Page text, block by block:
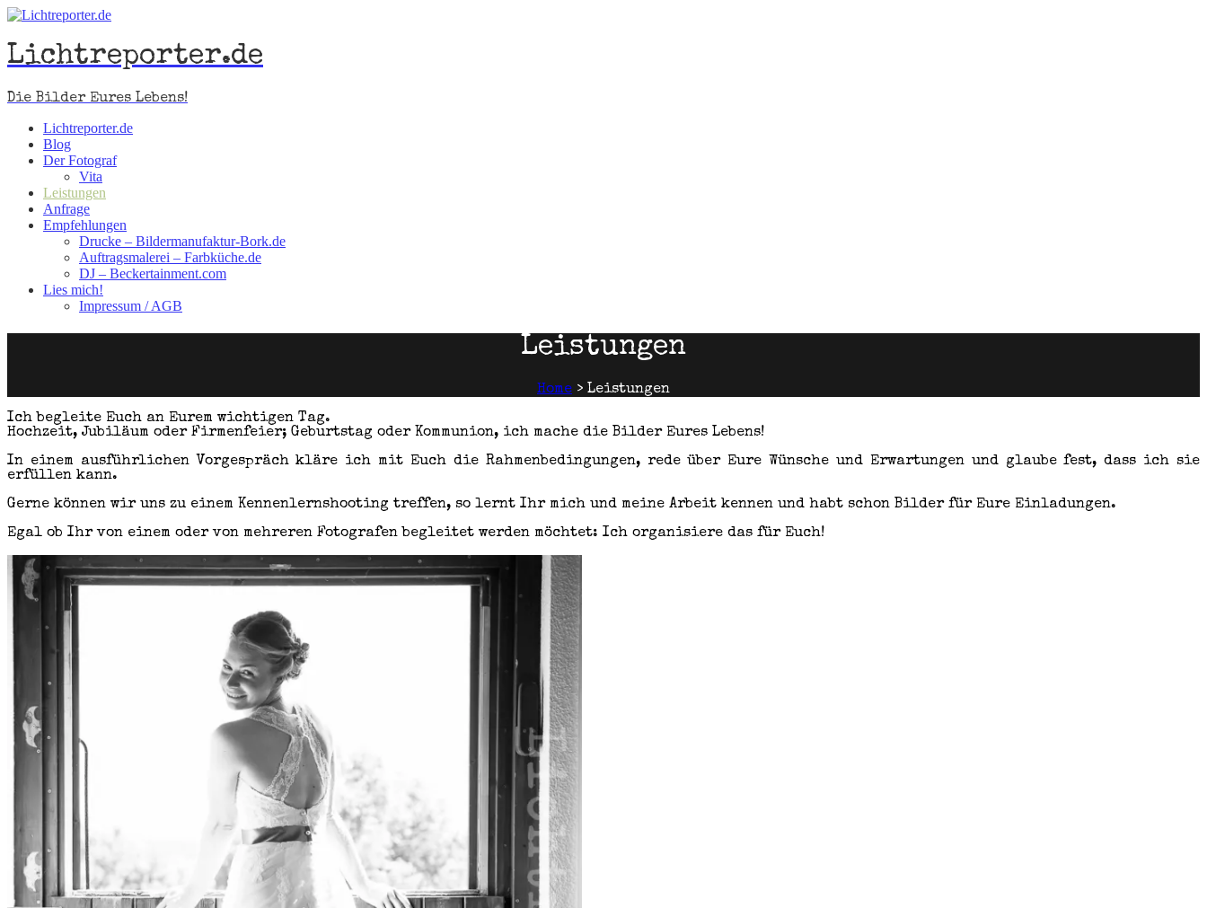
Lichtreporter.de
Die Bilder Eures Lebens!
Lichtreporter.de
Blog
Der Fotograf
Vita
Leistungen
Anfrage
Empfehlungen
Drucke – Bildermanufaktur-Bork.de
Auftragsmalerei – Farbküche.de
DJ – Beckertainment.com
Lies mich!
Impressum / AGB
Leistungen
Home > Leistungen
Ich begleite Euch an Eurem wichtigen Tag.
Hochzeit, Jubiläum oder Firmenfeier; Geburtstag oder Kommunion, ich mache die Bilder Eures Lebens!
In einem ausführlichen Vorgespräch kläre ich mit Euch die Rahmenbedingungen, rede über Eure Wünsche und Erwartungen und glaube fest, dass ich sie
erfüllen kann.
Gerne können wir uns zu einem Kennenlernshooting treffen, so lernt Ihr mich und meine Arbeit kennen und habt schon Bilder für Eure Einladungen.
Egal ob Ihr von einem oder von mehreren Fotografen begleitet werden möchtet: Ich organisiere das für Euch!